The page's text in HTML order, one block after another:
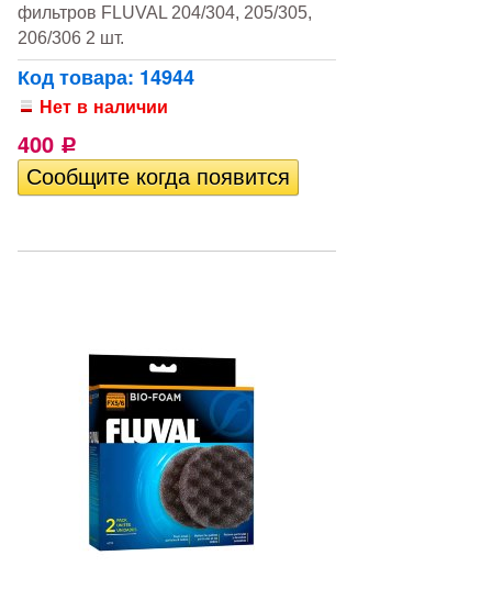
фильтров FLUVAL 204/304, 205/305,
206/306 2 шт.
Код товара: 14944
Нет в наличии
400 Р